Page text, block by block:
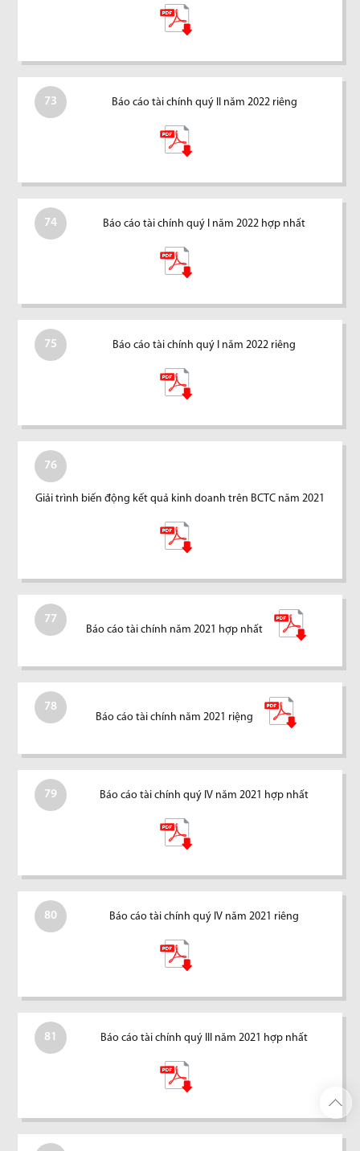
73 Báo cáo tài chính quý II năm 2022 riêng
74 Báo cáo tài chính quý I năm 2022 hợp nhất
75 Báo cáo tài chính quý I năm 2022 riêng
76
Giải trình biến động kết quả kinh doanh trên BCTC năm 2021
77
Báo cáo tài chính năm 2021 hợp nhất
78
Báo cáo tài chính năm 2021 riệng
79 Báo cáo tài chính quý IV năm 2021 hợp nhất
80 Báo cáo tài chính quý IV năm 2021 riêng
81 Báo cáo tài chính quý III năm 2021 hợp nhất